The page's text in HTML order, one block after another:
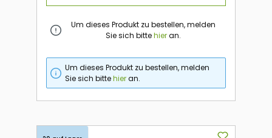
Um dieses Produkt zu bestellen, melden
Sie sich bittehieran.
Um dieses Produkt zu bestellen, melden
Sie sich bittehieran.